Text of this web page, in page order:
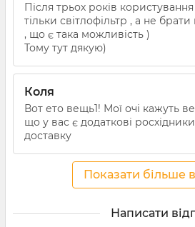
Після трьох років
тільки світлофільтр , а не
, що є така можливість )
Тому тут дякую)
Коля
Вот ето вещь1! Мої очі кажуть
що у вас є додаткові
доставку
Показати більше
Написати